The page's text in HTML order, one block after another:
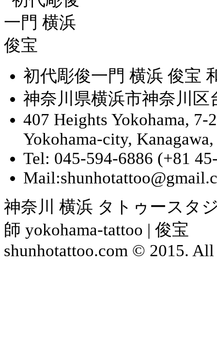
初代彫俊一門 横浜 俊宝
神奈川県横浜市神奈川区
407 Heights Yokohama,
Yokohama-city, Kanagawa,
Tel: 045-594-6886 (+81
神奈川 横浜 タトゥースタ
師 yokohama-tattoo | 俊宝
shunhotattoo.com © 2015. All